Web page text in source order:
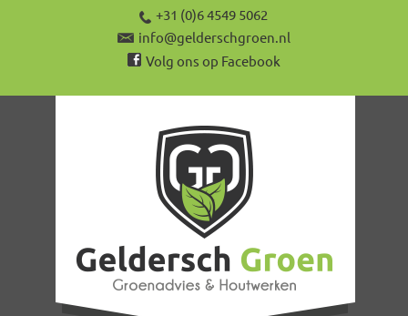
+31 (0)6 4549 5062
info@gelderschgroen.nl
Volg ons op Facebook